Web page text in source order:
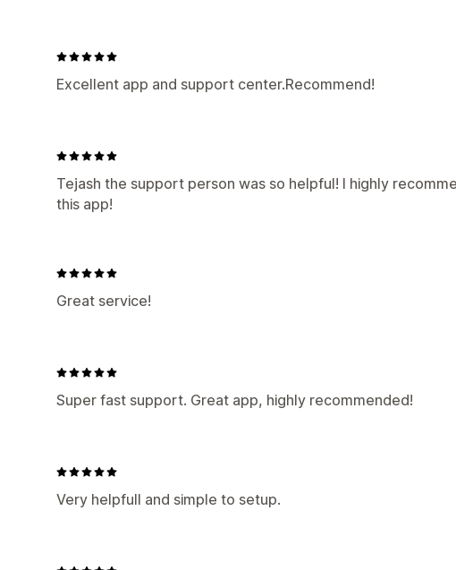
Excellent app and support center.Recommend!
Tejash the support person was so helpful! I highly
this app!
Great service!
Super fast support. Great app, highly recommended!
Very helpfull and simple to setup.